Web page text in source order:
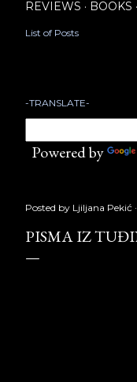
REVIEWS BOOKS
List of Posts
-TRANSLATE-
Powered by
Posted by Ljiljana Pekić
PISMA IZ